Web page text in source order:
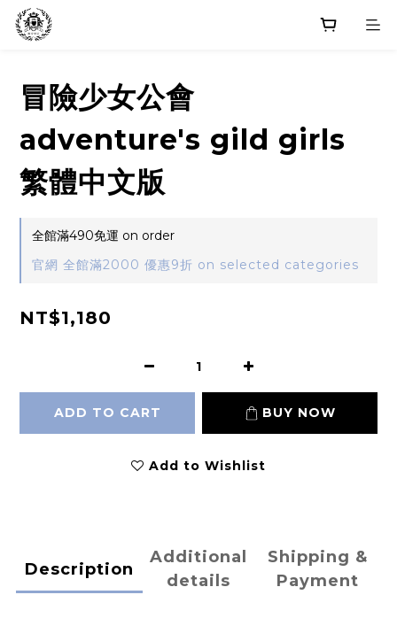
冒險少女公會
adventure's gild girls
繁體中文版
全館滿490免運 on order
官網 全館滿2000 優惠9折 on selected categories
NT$1,180
ADD TO CART BUY NOW
Add to Wishlist
Description
Additional
details
Shipping &
Payment